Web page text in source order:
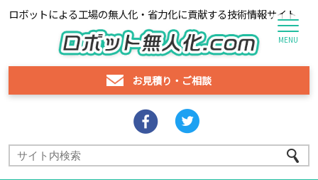
ロボットによる工場の無人化・省力化に貢献する技術情報サイト
お見積り ・ ご相談
MENU